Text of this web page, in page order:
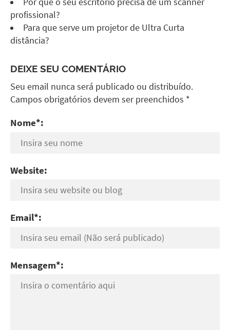
profissional?
Para que serve um projetor de Ultra Curta
distância?
DEIXE SEU COMENTÁRIO
Seu email nunca será publicado ou distribuído.
Campos obrigatórios devem ser preenchidos *
Nome*:
Website:
Email*:
Mensagem*: